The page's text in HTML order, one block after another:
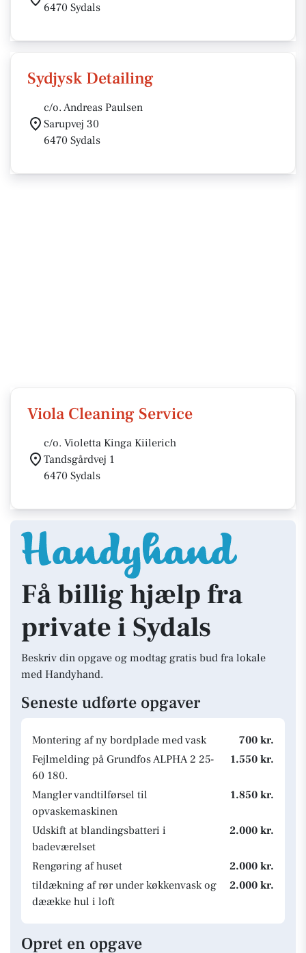
6470 Sydals
Sydjysk Detailing
c/o. Andreas Paulsen
Sarupvej 30
6470 Sydals
Viola Cleaning Service
c/o. Violetta Kinga Kiilerich
Tandsgårdvej 1
6470 Sydals
Få billig hjælp fra
private i Sydals
Beskriv din opgave og modtag gratis bud fra lokale
med Handyhand.
Seneste udførte opgaver
Montering af ny bordplade med vask
700 kr.
Fejlmelding på Grundfos ALPHA 2 25-
60 180.
1.550 kr.
Mangler vandtilførsel til
opvaskemaskinen
1.850 kr.
Udskift at blandingsbatteri i
badeværelset
2.000 kr.
Rengøring af huset
2.000 kr.
tildækning af rør under køkkenvask og
dæække hul i loft
2.000 kr.
Opret en opgave